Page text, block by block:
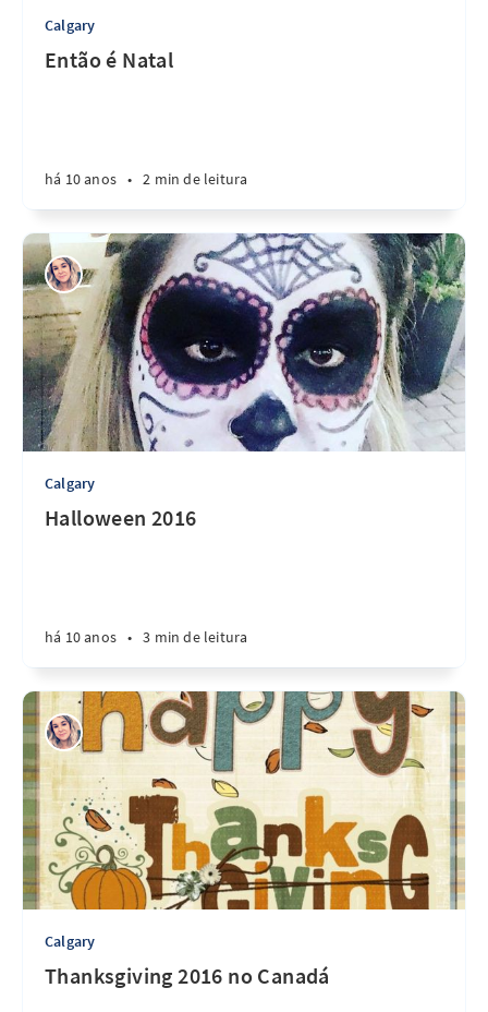
Calgary
Então é Natal
há 10 anos • 2 min de leitura
Calgary
Halloween 2016
há 10 anos • 3 min de leitura
Calgary
Thanksgiving 2016 no Canadá